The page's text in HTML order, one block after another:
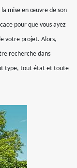
mise en œuvre de son
pour que vous ayez
votre projet. Alors,
recherche dans
type, tout état et toute